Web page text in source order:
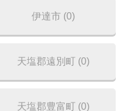
伊達市 (0)
天塩郡遠別町 (0)
天塩郡豊富町 (0)